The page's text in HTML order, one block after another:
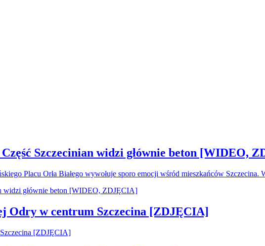
Szczecinian widzi głównie beton [WIDEO,
Placu Orła Białego wywołuje sporo emocji wśród mieszkańców Szczecina.
Odry w centrum Szczecina [ZDJĘCIA]